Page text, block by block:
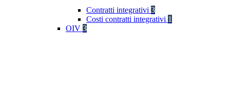
Contratti integrativi 3
Costi contratti integrativi 1
OIV 3